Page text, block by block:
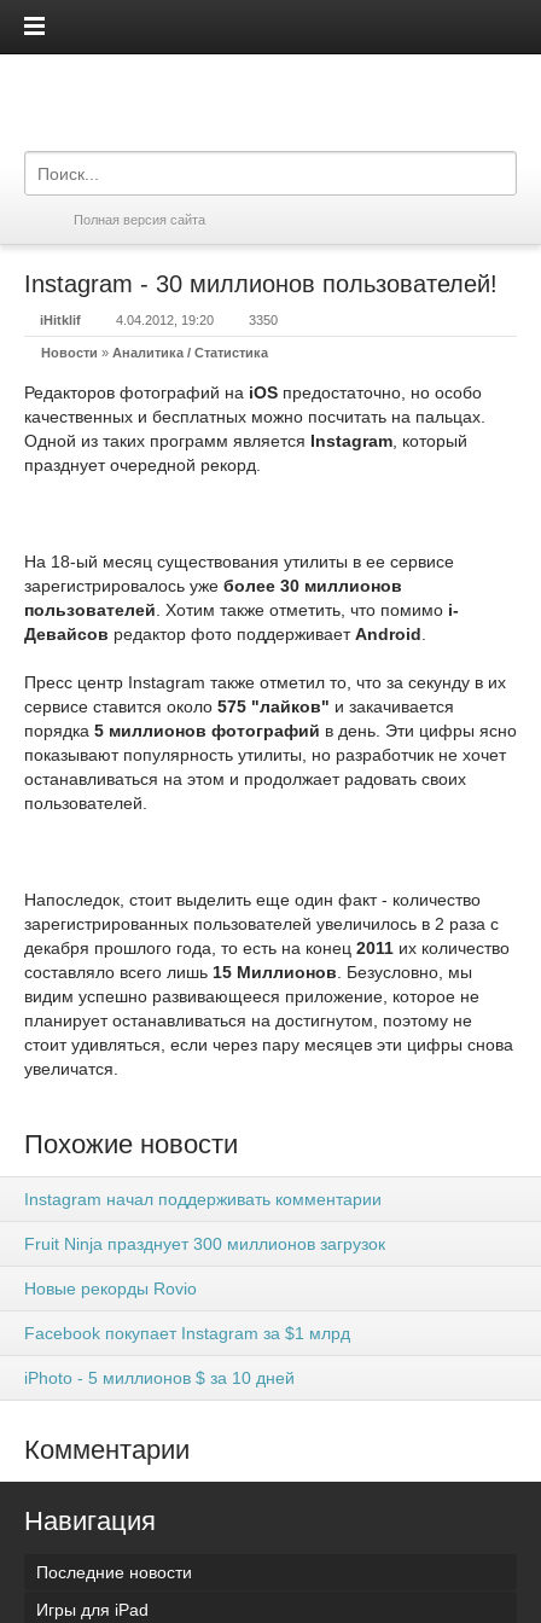
iPadis.ru
Полная версия сайта
Instagram - 30 миллионов пользователей!
iHitklif 4.04.2012, 19:20 3350
Новости » Аналитика / Статистика
Редакторов фотографий на iOS предостаточно, но особо
качественных и бесплатных можно посчитать на пальцах.
Одной из таких программ является Instagram , который
празднует очередной рекорд.
На 18-ый месяц существования утилиты в ее сервисе
зарегистрировалось уже более 30 миллионов
пользователей . Хотим также отметить, что помимо i-
Девайсов редактор фото поддерживаетAndroid
Пресс центр Instagram также отметил то, что за секунду в их
сервисе ставится около 575 "лайков" и закачивается
порядка 5 миллионов фотографий в день. Эти цифры ясно
показывают популярность утилиты, но разработчик не хочет
останавливаться на этом и продолжает радовать своих
пользователей.
Напоследок, стоит выделить еще один факт - количество
зарегистрированных пользователей увеличилось в 2 раза с
декабря прошлого года, то есть на конец 2011 их количество
составляло всего лишь 15 Миллионов . Безусловно, мы
видим успешно развивающееся приложение, которое не
планирует останавливаться на достигнутом, поэтому не
стоит удивляться, если через пару месяцев эти цифры снова
увеличатся.
Похожие новости
Instagram начал поддерживать комментарии
Fruit Ninja празднует 300 миллионов загрузок
Новые рекорды Rovio
Facebook покупает Instagram за $1 млрд
iPhoto - 5 миллионов $ за 10 дней
Комментарии
Навигация
Последние новости
Игры для iPad